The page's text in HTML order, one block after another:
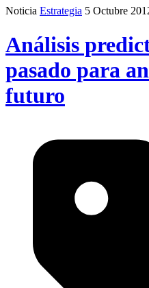
Noticia Estrategia 5 Octubre
Análisis
pasado para
futuro